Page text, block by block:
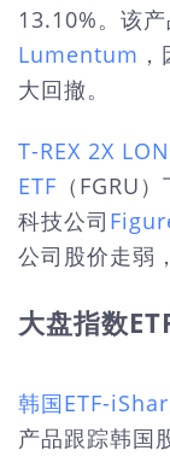
13.10%。该
Lumentum
大回撤。
T-REX 2X
ETF （FGRU
科技公司
公司股价走弱
大盘指数
韩国ETF-
产品跟踪韩国